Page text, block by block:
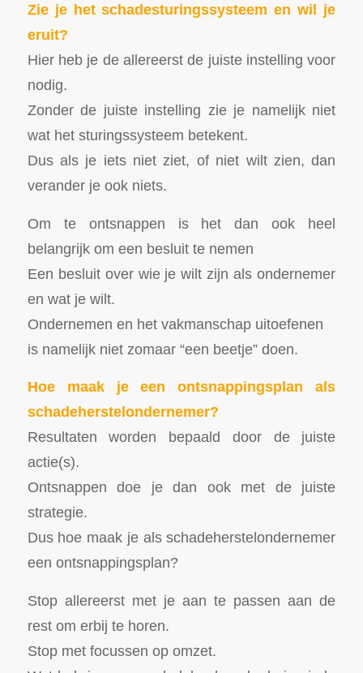
Zie je het schadesturingssysteem en wil je
eruit?
Hier heb je de allereerst de juiste instelling voor
nodig.
Zonder de juiste instelling zie je namelijk niet
wat het sturingssysteem betekent.
Dus als je iets niet ziet, of niet wilt zien, dan
verander je ook niets.
Om te ontsnappen is het dan ook heel
belangrijk om een besluit te nemen
Een besluit over wie je wilt zijn als ondernemer
en wat je wilt.
Ondernemen en het vakmanschap uitoefenen
is namelijk niet zomaar “een beetje” doen.
Hoe maak je een ontsnappingsplan als
schadeherstelondernemer?
Resultaten worden bepaald door de juiste
actie(s).
Ontsnappen doe je dan ook met de juiste
strategie.
Dus hoe maak je als schadeherstelondernemer
een ontsnappingsplan?
Stop allereerst met je aan te passen aan de
rest om erbij te horen.
Stop met focussen op omzet.